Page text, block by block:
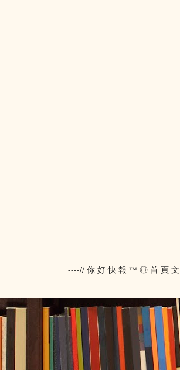
----// 你 好 快 報 ™ ◎ 首 頁 文